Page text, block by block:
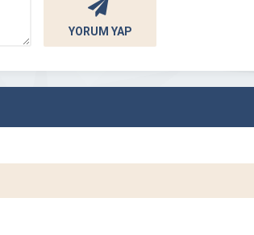
YORUM YAP